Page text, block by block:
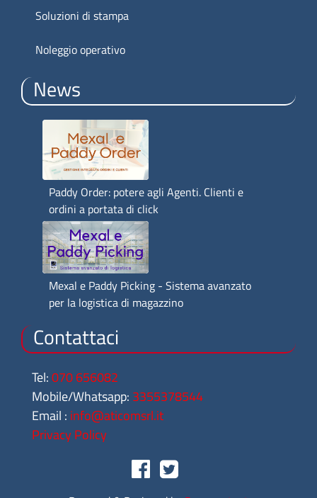
Soluzioni di stampa
Noleggio operativo
News
Paddy Order: potere agli Agenti. Clienti e
ordini a portata di click
Mexal e Paddy Picking - Sistema avanzato
per la logistica di magazzino
Contattaci
Tel:070 656082
Mobile/Whatsapp: 3355378544
Email : info@aticomsrl.it
Privacy Policy
Facebook